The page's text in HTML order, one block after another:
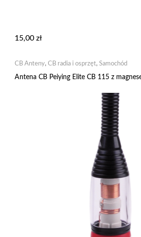
15,00 zł
CB Anteny, CB radia i osprzęt, Samochód
Antena CB Peiying Elite CB 115 z